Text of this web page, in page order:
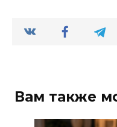
Вам также